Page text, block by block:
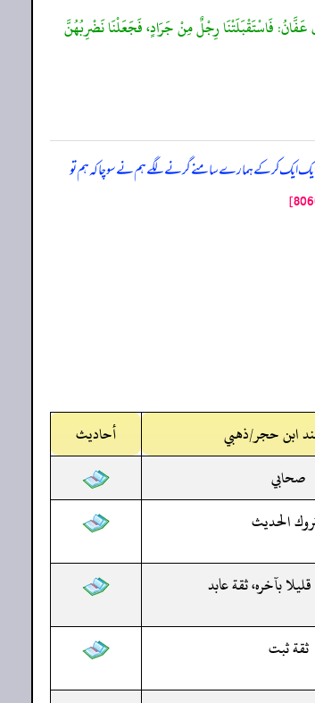
عَفَّانُ: فَاسْتَقْبَلَتْنَا رِجْلٌ مِنْ جَرَادٍ، فَجَعَلْنَا نَضْرِبُهُنَّ
ایک کر کے ہمارے سامنے گرنے لگے ہم نے سوچا کہ ہم تو
ابن حجر/ذهبي
أحاديث
صحابي
الحديث
بآخره، ثقة عابد
ثقة ثبت